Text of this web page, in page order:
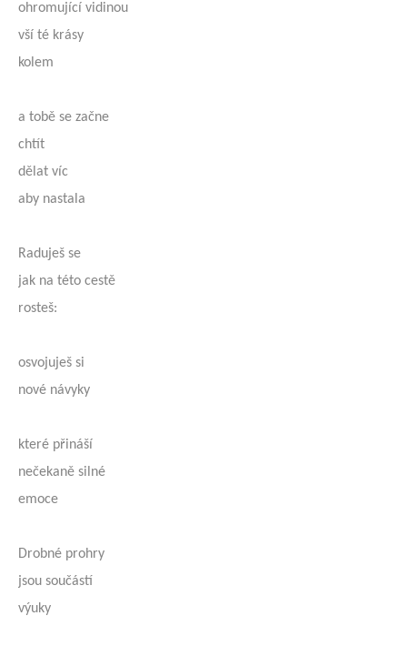
ohromující vidinou
vší té krásy
kolem
a tobě se začne
chtít
dělat víc
aby nastala
Raduješ se
jak na této cestě
rosteš:
osvojuješ si
nové návyky
které přináší
nečekaně silné
emoce
Drobné prohry
jsou součástí
výuky